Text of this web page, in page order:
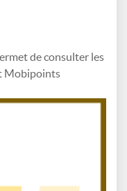
de consulter les
Mobipoints